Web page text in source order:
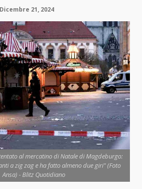
Dicembre 21, 2024
al mercatino di Natale di Magdeburgo:
a zig zag e ha fatto almeno due giri" (Foto
Ansa) - Blitz Quotidiano